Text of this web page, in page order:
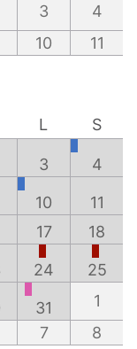
3
4
10 11
L
S
3 4
10
11
17 18
24 25
31
1
7 8